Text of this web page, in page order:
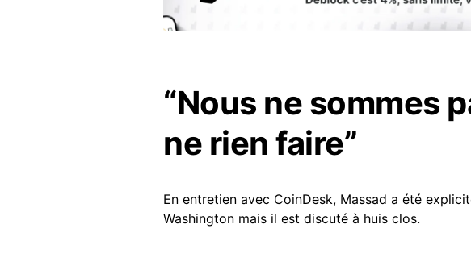
“Nous ne sommes
ne rien faire”
En entretien avec CoinDesk, Massad a été
Washington mais il est discuté à huis clos.